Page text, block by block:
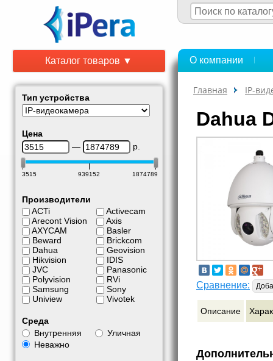
Каталог товаров ▼
Тип устройства
Цена
—
р.
3515 939152 1874789
Производители
ACTi
Arecont Vision
AXYCAM
Beward
Dahua
Hikvision
JVC
Polyvision
Samsung
Uniview
Activecam
Axis
Basler
Brickcom
Geovision
IDIS
Panasonic
RVi
Sony
Vivotek
Среда
Внутренняя
Уличная
Неважно
О компании
Главная IP-
Dahua
Сравнение:
Описание